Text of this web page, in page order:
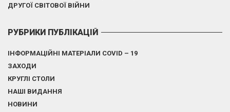
ДРУГОЇ СВІТОВОЇ ВІЙНИ
РУБРИКИ ПУБЛІКАЦІЙ
ІНФОРМАЦІЙНІ МАТЕРІАЛИ COVID – 19
ЗАХОДИ
КРУГЛІ СТОЛИ
НАШІ ВИДАННЯ
НОВИНИ